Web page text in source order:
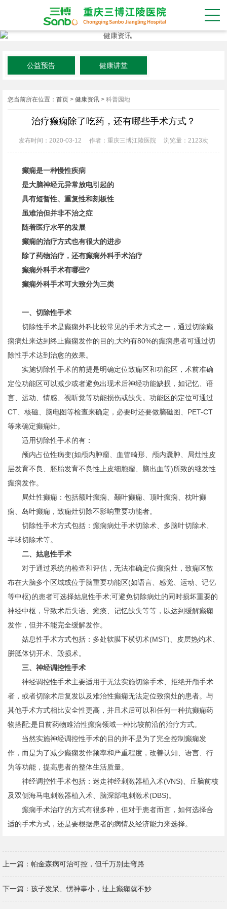
公益预告 健康讲堂
您当前所在位置： 首页 > 健康资讯 > 科普园地
治疗癫痫除了吃药，还有哪些手术方式？
发布时间：2020-03-12 作者：重庆三博江陵医院 浏览量： 2123次
癫痫是一种慢性疾病
是大脑神经元异常放电引起的
具有短暂性、重复性和刻板性
虽难治但并非不治之症
随着医疗水平的发展
癫痫的治疗方式也有很大的进步
除了药物治疗，还有癫痫外科手术治疗
癫痫外科手术有哪些?
癫痫外科手术可大致分为三类
一、切除性手术
切除性手术是癫痫外科比较常见的手术方式之一，通过切除癫
痫病灶来达到终止癫痫发作的目的;大约有80%的癫痫患者可通过切
除性手术达到治愈的效果。
实施切除性手术的前提是明确定位致痫区和功能区，术前准确
定位功能区可以减少或者避免出现术后神经功能缺损，如记忆、语
言、运动、情感、视听觉等功能损伤或缺失。功能区的定位可通过
CT、核磁、脑电图等检查来确定，必要时还要做脑磁图、PET-CT
等来确定癫痫灶。
适用切除性手术的有：
颅内占位性病变(如颅内肿瘤、血管畸形、颅内囊肿、局灶性皮
层发育不良、胚胎发育不良性上皮细胞瘤、脑出血等)所致的继发性
癫痫发作。
局灶性癫痫：包括额叶癫痫、颞叶癫痫、顶叶癫痫、枕叶癫
痫、岛叶癫痫，致痫灶切除不影响重要功能者。
切除性手术方式包括：癫痫病灶手术切除术、多脑叶切除术、
半球切除术等。
二、姑息性手术
对于通过系统的检查和评估，无法准确定位癫痫灶，致痫区散
布在大脑多个区域或位于脑重要功能区(如语言、感觉、运动、记忆
等中枢)的患者可选择姑息性手术;可避免切除病灶的同时损坏重要的
神经中枢，导致术后失语、瘫痪、记忆缺失等等，以达到缓解癫痫
发作，但并不能完全缓解发作。
姑息性手术方式包括：多处软膜下横切术(MST)、皮层热灼术、
胼胝体切开术、毁损术。
三、神经调控性手术
神经调控性手术主要适用于无法实施切除手术、拒绝开颅手术
者，或者切除术后复发以及难治性癫痫无法定位致痫灶的患者。与
其他手术方式相比安全性更高，并且术后可以和任何一种抗癫痫药
物搭配;是目前药物难治性癫痫领域一种比较前沿的治疗方式。
当然实施神经调控性手术的目的并不是为了完全控制癫痫发
作，而是为了减少癫痫发作频率和严重程度，改善认知、语言、行
为等功能，提高患者的整体生活质量。
神经调控性手术包括：迷走神经刺激器植入术(VNS)、丘脑前核
及双侧海马电刺激器植入术、脑深部电刺激术(DBS)。
癫痫手术治疗的方式有很多种，但对于患者而言，如何选择合
适的手术方式，还是要根据患者的病情及经济能力来选择。
上一篇： 帕金森病可治可控，但千万别走弯路
下一篇： 孩子发呆、愣神事小，扯上癫痫就不妙